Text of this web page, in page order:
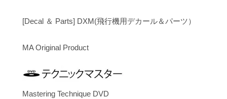
[Decal ＆ Parts] DXM(飛行機用デカール＆パーツ）
MA Original Product
Mastering Technique DVD